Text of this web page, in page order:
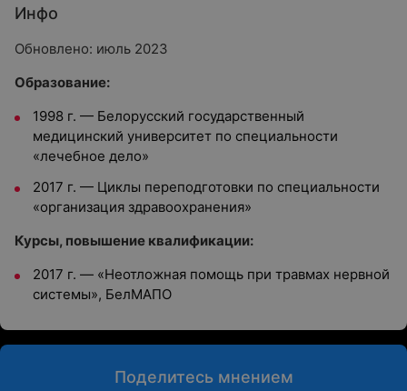
Инфо
Обновлено: июль 2023
Образование:
1998 г. — Белорусский государственный
медицинский университет по специальности
«лечебное дело»
2017 г. — Циклы переподготовки по специальности
«организация здравоохранения»
Курсы, повышение квалификации:
2017 г. — «Неотложная помощь при травмах нервной
системы», БелМАПО
Поделитесь мнением